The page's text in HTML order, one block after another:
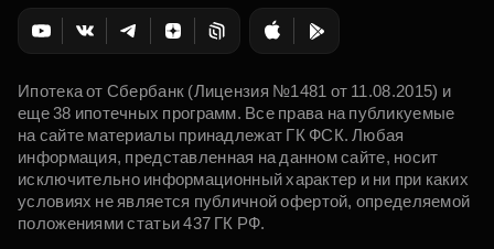
Ипотека от Сбербанк (Лицензия №1481 от 11.08.2015) и
еще 38 ипотечных программ. Все права на публикуемые
на сайте материалы принадлежат ГК ФСК. Любая
информация, представленная на данном сайте, носит
исключительно информационный характер и ни при каких
условиях не является публичной офертой, определяемой
положениями статьи 437 ГК РФ.